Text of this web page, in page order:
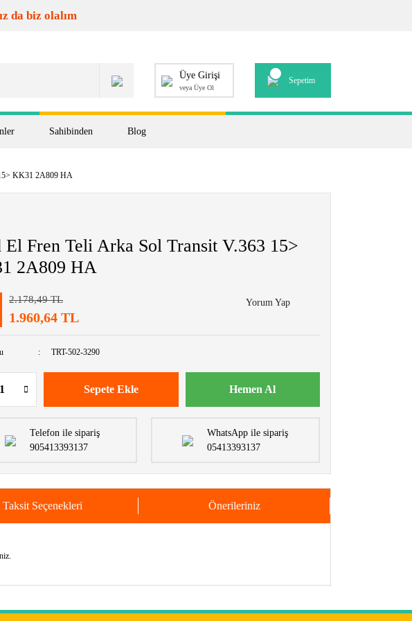
da biz olalım
Üye Girişi
veya Üye Ol
Sepetim
Sahibinden Blog
KK31 2A809 HA
El Fren Teli Arka Sol Transit V.363 15>
2A809 HA
2.178,49 TL
1.960,64 TL
Yorum Yap
TRT-502-3290
Sepete Ekle Hemen Al
Telefon ile sipariş
905413393137
WhatsApp ile sipariş
05413393137
Taksit Seçenekleri Önerileriniz